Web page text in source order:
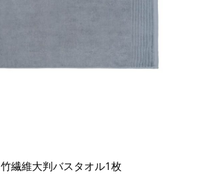
竹繊維大判バスタオル1枚